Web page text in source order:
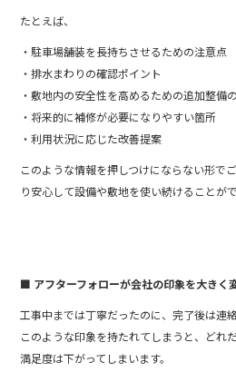
たとえば、
・駐車場舗装を長持ちさせるための注意点
・排水まわりの確認ポイント
・敷地内の安全性を高めるための追加整備
・将来的に補修が必要になりやすい箇所
・利用状況に応じた改善提案
このような情報を押しつけにならない形で
り安心して設備や敷地を使い続けることが
■ アフターフォローが会社の印象を大きく
工事中までは丁寧だったのに、完了後は連
このような印象を持たれてしまうと、どれ
満足度は下がってしまいます。